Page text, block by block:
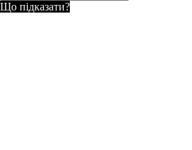
Що підказати?